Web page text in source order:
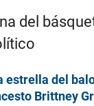
del
estrella del
Brittney